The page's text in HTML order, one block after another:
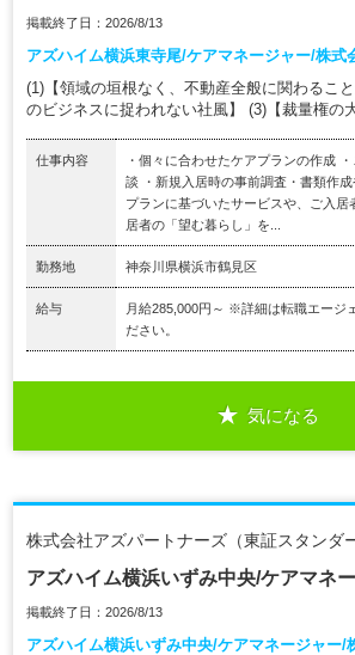
掲載終了日：2026/8/13
アズハイム横浜東寺尾/ケアマネージャー/株式
(1)【領域の垣根なく、不動産全般に関わるこ
のビジネスに捉われない社風】 (3)【裁量権の
仕事内容
・個々に合わせたケアプランの作成
談 ・新規入居時の事前調査・書類作成
プランに基づいたサービスや、ご入居
居者の「望む暮らし」を...
勤務地 神奈川県横浜市鶴見区
給与
月給285,000円～ ※詳細は転職エージ
ださい。
気になる
株式会社アズパートナーズ（東証スタンダ
アズハイム横浜いずみ中央/ケアマネ
掲載終了日：2026/8/13
アズハイム横浜いずみ中央/ケアマネージャー/